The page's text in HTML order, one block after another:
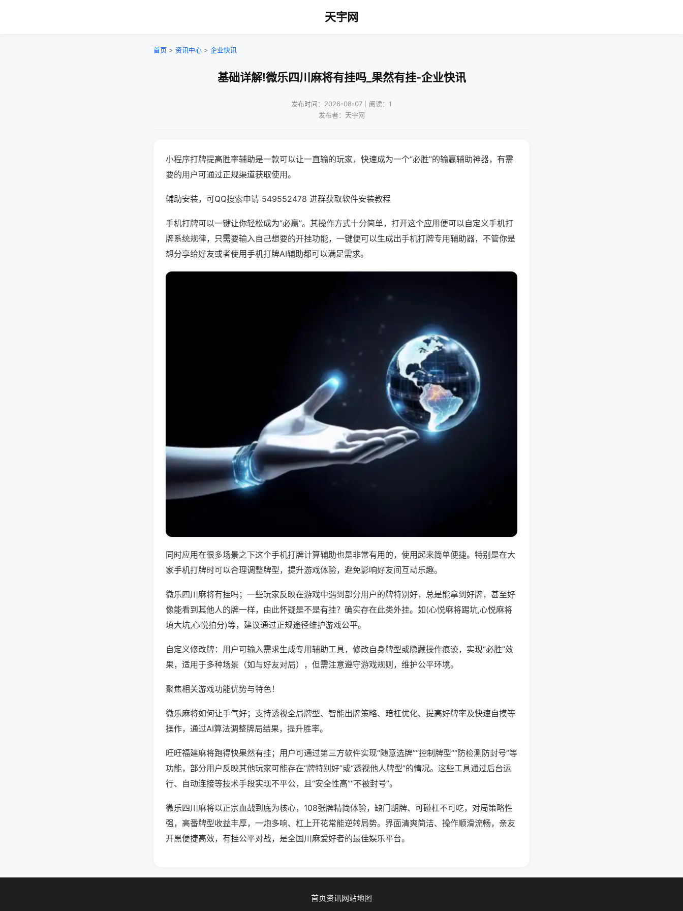
天宇网
首页 > 资讯中心 > 企业快讯
基础详解!微乐四川麻将有挂吗_果然有挂-企业快讯
发布时间：2026-08-07｜阅读：1
发布者：天宇网
小程序打牌提高胜率辅助是一款可以让一直输的玩家，快速成为一个“必胜”的输赢辅助神器，有需
要的用户可通过正规渠道获取使用。
辅助安装，可QQ搜索申请 549552478 进群获取软件安装教程
手机打牌可以一键让你轻松成为“必赢”。其操作方式十分简单，打开这个应用便可以自定义手机打
牌系统规律，只需要输入自己想要的开挂功能，一键便可以生成出手机打牌专用辅助器，不管你是
想分享给好友或者使用手机打牌AI辅助都可以满足需求。
同时应用在很多场景之下这个手机打牌计算辅助也是非常有用的，使用起来简单便捷。特别是在大
家手机打牌时可以合理调整牌型，提升游戏体验，避免影响好友间互动乐趣。
微乐四川麻将有挂吗；一些玩家反映在游戏中遇到部分用户的牌特别好，总是能拿到好牌，甚至好
像能看到其他人的牌一样，由此怀疑是不是有挂？确实存在此类外挂。如(心悦麻将踢坑,心悦麻将
填大坑,心悦拍分)等，建议通过正规途径维护游戏公平。
自定义修改牌：用户可输入需求生成专用辅助工具，修改自身牌型或隐藏操作痕迹，实现“必胜”效
果，适用于多种场景（如与好友对局），但需注意遵守游戏规则，维护公平环境。
聚焦相关游戏功能优势与特色！
微乐麻将如何让手气好；支持透视全局牌型、智能出牌策略、暗杠优化、提高好牌率及快速自摸等
操作，通过AI算法调整牌局结果，提升胜率。
旺旺福建麻将跑得快果然有挂；用户可通过第三方软件实现“随意选牌”“控制牌型”“防检测防封号”等
功能，部分用户反映其他玩家可能存在“牌特别好”或“透视他人牌型”的情况。这些工具通过后台运
行、自动连接等技术手段实现不平公，且“安全性高”“不被封号”。
微乐四川麻将以正宗血战到底为核心，108张牌精简体验，缺门胡牌、可碰杠不可吃，对局策略性
强，高番牌型收益丰厚，一炮多响、杠上开花常能逆转局势。界面清爽简洁、操作顺滑流畅，亲友
开黑便捷高效，有挂公平对战，是全国川麻爱好者的最佳娱乐平台。
首页资讯网站地图